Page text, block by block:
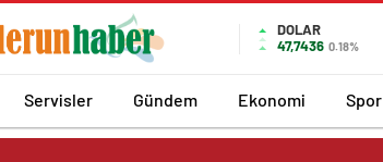
DOLAR
47,7436 0.18%
Servisler Gündem Ekonomi Spor